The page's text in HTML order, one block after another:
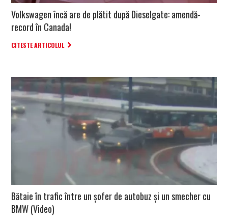
Volkswagen încă are de plătit după Dieselgate: amendă-
record în Canada!
CITESTE ARTICOLUL
Bătaie în trafic între un șofer de autobuz și un smecher cu
BMW (Video)